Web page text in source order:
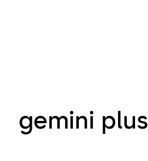
gemini plus